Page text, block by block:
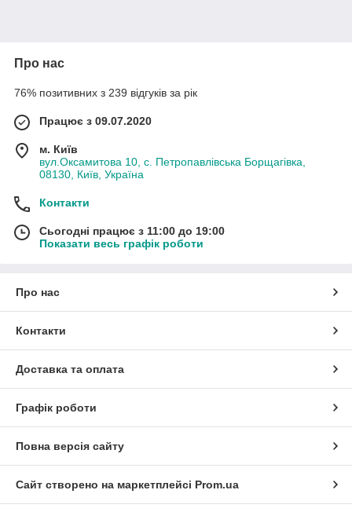
Про нас
76% позитивних з 239 відгуків за рік
Працює з 09.07.2020
м. Київ
вул.Оксамитова 10, с. Петропавлівська Борщагівка,
08130, Київ, Україна
Контакти
Сьогодні працює з 11:00 до 19:00
Показати весь графік роботи
Про нас
Контакти
Доставка та оплата
Графік роботи
Повна версія сайту
Сайт створено на маркетплейсі Prom.ua